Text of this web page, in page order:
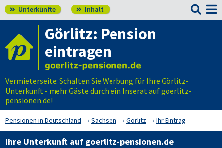
 Unterkünfte  Inhalt 
Görlitz: Pension
eintragen
Vermieterseite: Schalten Sie Werbung für Ihre Görlitz-
Unterkunft - mehr Gäste durch ein Inserat auf goerlitz-
pensionen.de!
Pensionen in Deutschland Sachsen Görlitz Ihr Eintrag
Ihre Unterkunft auf goerlitz-pensionen.de